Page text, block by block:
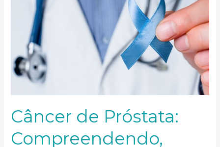
Câncer de Próstata:
Compreendendo,
Superando